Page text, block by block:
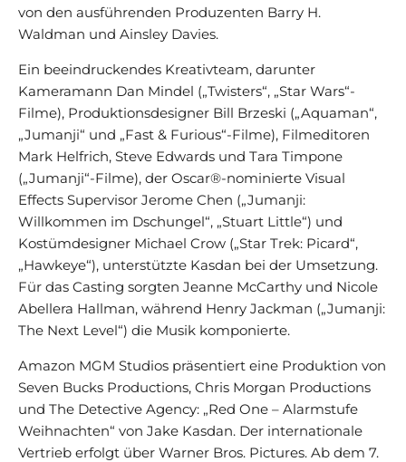
von den ausführenden Produzenten Barry H.
Waldman und Ainsley Davies.
Ein beeindruckendes Kreativteam, darunter
Kameramann Dan Mindel („Twisters“, „Star Wars“-
Filme), Produktionsdesigner Bill Brzeski („Aquaman“,
„Jumanji“ und „Fast & Furious“-Filme), Filmeditoren
Mark Helfrich, Steve Edwards und Tara Timpone
(„Jumanji“-Filme), der Oscar®-nominierte Visual
Effects Supervisor Jerome Chen („Jumanji:
Willkommen im Dschungel“, „Stuart Little“) und
Kostümdesigner Michael Crow („Star Trek: Picard“,
„Hawkeye“), unterstützte Kasdan bei der Umsetzung.
Für das Casting sorgten Jeanne McCarthy und Nicole
Abellera Hallman, während Henry Jackman („Jumanji:
The Next Level“) die Musik komponierte.
Amazon MGM Studios präsentiert eine Produktion von
Seven Bucks Productions, Chris Morgan Productions
und The Detective Agency: „Red One – Alarmstufe
Weihnachten“ von Jake Kasdan. Der internationale
Vertrieb erfolgt über Warner Bros. Pictures. Ab dem 7.